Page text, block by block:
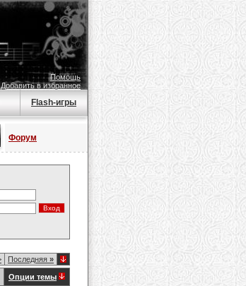
Помощь
Добавить в избранное
Flash-игры
Форум
Последняя »
Опции темы